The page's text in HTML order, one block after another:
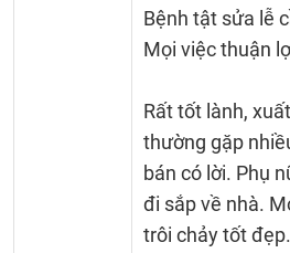
Bệnh tật sửa lễ
Mọi việc thuận
Rất tốt lành,
thường gặp
bán có lời. Phụ
đi sắp về nhà.
trôi chảy tốt